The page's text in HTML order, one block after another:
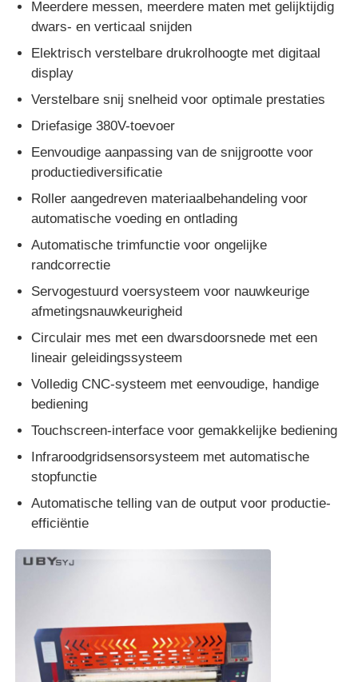
Meerdere messen, meerdere maten met gelijktijdig
dwars- en verticaal snijden
Elektrisch verstelbare drukrolhoogte met digitaal
display
Verstelbare snij snelheid voor optimale prestaties
Driefasige 380V-toevoer
Eenvoudige aanpassing van de snijgrootte voor
productiediversificatie
Roller aangedreven materiaalbehandeling voor
automatische voeding en ontlading
Automatische trimfunctie voor ongelijke
randcorrectie
Servogestuurd voersysteem voor nauwkeurige
afmetingsnauwkeurigheid
Circulair mes met een dwarsdoorsnede met een
lineair geleidingssysteem
Volledig CNC-systeem met eenvoudige, handige
bediening
Touchscreen-interface voor gemakkelijke bediening
Infraroodgridsensorsysteem met automatische
stopfunctie
Automatische telling van de output voor productie-
efficiëntie